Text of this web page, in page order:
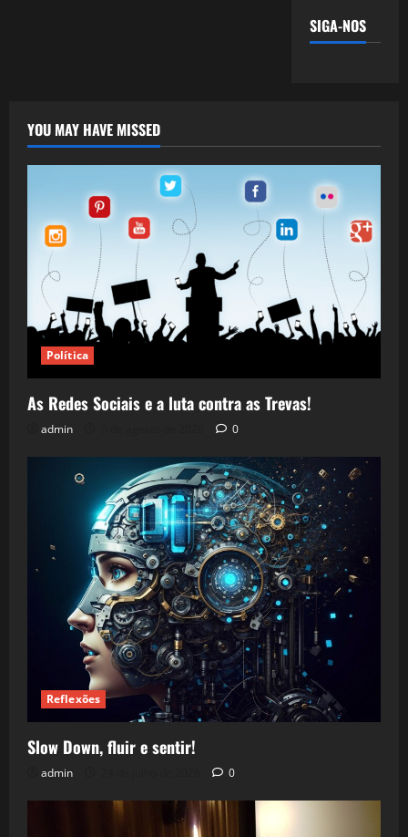
SIGA-NOS
YOU MAY HAVE MISSED
Política
As Redes Sociais e a luta contra as Trevas!
admin 0
Reflexões
Slow Down, fluir e sentir!
admin 0